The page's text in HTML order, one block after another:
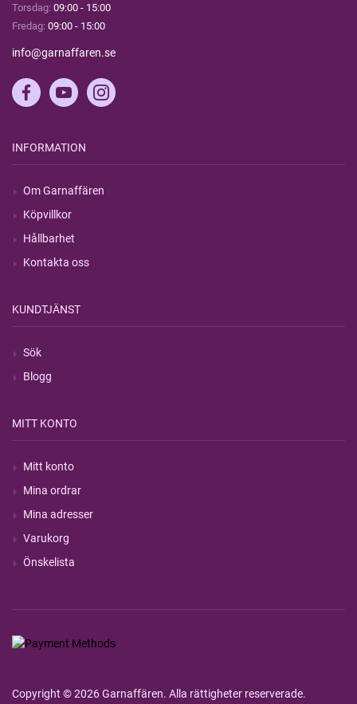
Torsdag: 09:00 - 15:00
Fredag: 09:00 - 15:00
info@garnaffaren.se
INFORMATION
Om Garnaffären
Köpvillkor
Hållbarhet
Kontakta oss
KUNDTJÄNST
Sök
Blogg
MITT KONTO
Mitt konto
Mina ordrar
Mina adresser
Varukorg
Önskelista
Copyright © 2026 Garnaffären. Alla rättigheter reserverade.